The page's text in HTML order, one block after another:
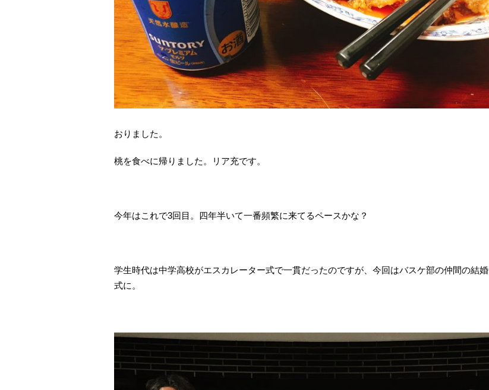
おりました。
桃を食べに帰りました。リア充です。
今年はこれで3回目。四年半いて一番頻繁に来てるペースかな？
学生時代は中学高校がエスカレーター式で一貫だったのですが、今回はバスケ部の仲間の結婚
式に。